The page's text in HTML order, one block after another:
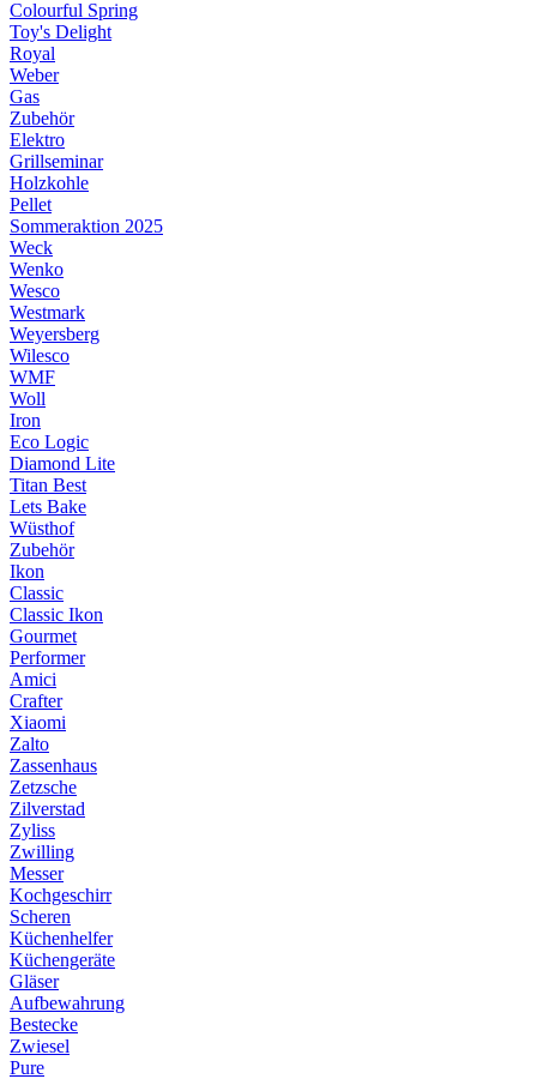
Colourful Spring
Toy's Delight
Royal
Weber
Gas
Zubehör
Elektro
Grillseminar
Holzkohle
Pellet
Sommeraktion 2025
Weck
Wenko
Wesco
Westmark
Weyersberg
Wilesco
WMF
Woll
Iron
Eco Logic
Diamond Lite
Titan Best
Lets Bake
Wüsthof
Zubehör
Ikon
Classic
Classic Ikon
Gourmet
Performer
Amici
Crafter
Xiaomi
Zalto
Zassenhaus
Zetzsche
Zilverstad
Zyliss
Zwilling
Messer
Kochgeschirr
Scheren
Küchenhelfer
Küchengeräte
Gläser
Aufbewahrung
Bestecke
Zwiesel
Pure